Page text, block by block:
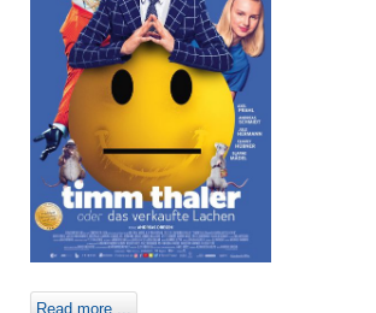
Read more ...